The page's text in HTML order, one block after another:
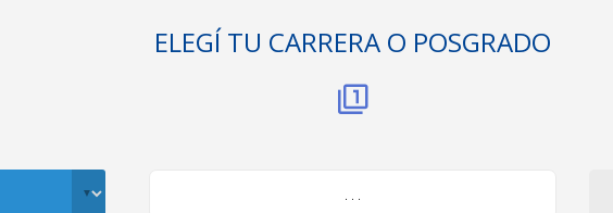
ELEGÍ TU CARRERA O POSGRADO
. . .